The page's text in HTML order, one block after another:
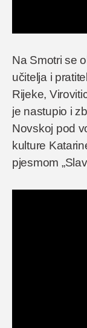
Na Smotri se
učitelja i
Rijeke,
je nastupio i
Novskoj pod
kulture
pjesmom